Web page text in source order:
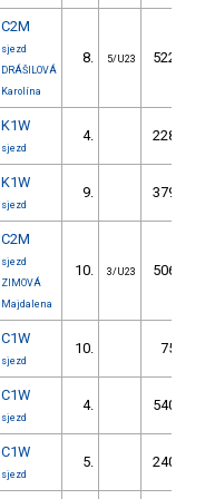
C2M
sjezd
DRÁŠILOVÁ
Karolína
8. 5/U23 522.70
K1W
sjezd
4. 228.60
K1W
sjezd
9. 379.60
C2M
sjezd
ZIMOVÁ
Majdalena
10. 3/U23 506.78
C1W
sjezd
10. 75.00
C1W
sjezd
4. 540.90
C1W
sjezd
5. 240.03